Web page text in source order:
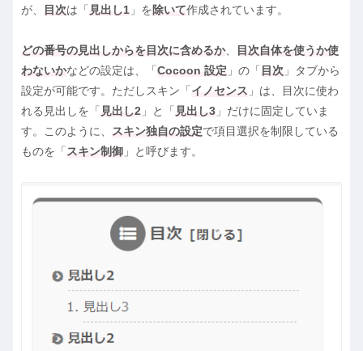
が、
目次は「 見出し1 」を除いて作成されています。
どの番号の見出しからを目次に含めるか、
目次自体を使うか使
わないかなどの設定は、「 Cocoon 設定 」の「 目次 」タブから
設定が可能です。ただしスキン「 イノセンス 」は、目次に使わ
れる見出しを「 見出し2 」と「 見出し3 」だけに固定していま
す。このように、
スキン独自の設定で項目選択を制限している
ものを「 スキン制御 」と呼びます。